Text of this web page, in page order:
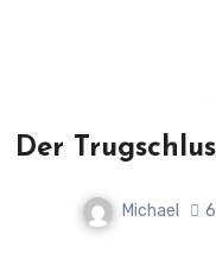
Der
Michael